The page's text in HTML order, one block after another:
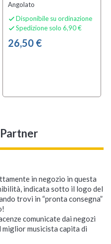
Angolato
 Disponibile su ordinazione
 Spedizione solo 6,90 €
26,50 €
in negozio in questa
indicata sotto il logo del
trovi in “pronta consegna”
comunicate dai negozi
musicista capita di